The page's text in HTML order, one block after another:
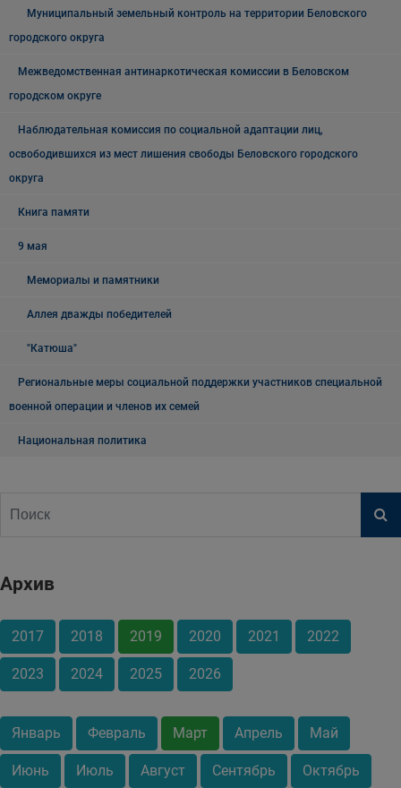
Муниципальный земельный контроль на территории Беловского
городского округа
Межведомственная антинаркотическая комиссии в Беловском
городском округе
Наблюдательная комиссия по социальной адаптации лиц,
освободившихся из мест лишения свободы Беловского городского
округа
Книга памяти
9 мая
Мемориалы и памятники
Аллея дважды победителей
"Катюша"
Региональные меры социальной поддержки участников специальной
военной операции и членов их семей
Национальная политика
Архив
2017 2018 2019 2020 2021 2022
2023 2024 2025 2026
Январь Февраль Март Апрель Май
Июнь Июль Август Сентябрь Октябрь